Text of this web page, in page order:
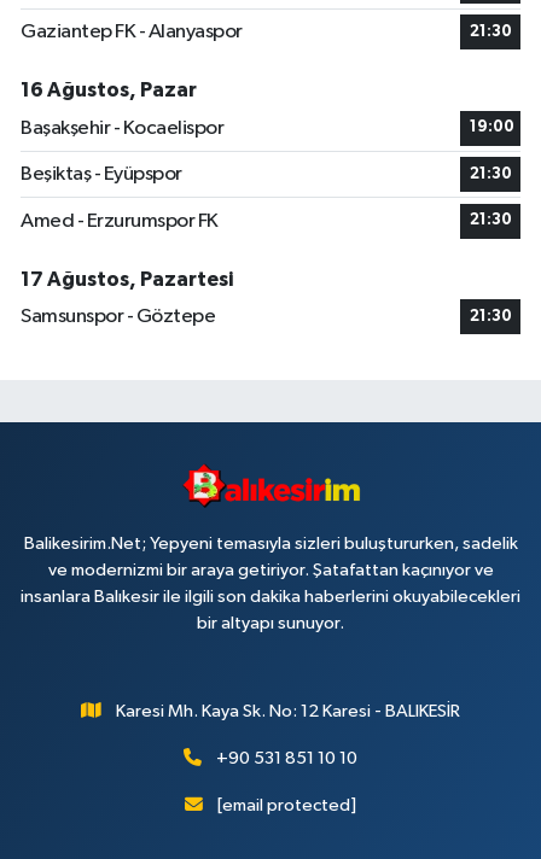
Gaziantep FK - Alanyaspor 21:30
16 Ağustos, Pazar
Başakşehir - Kocaelispor
19:00
Beşiktaş - Eyüpspor 21:30
Amed - Erzurumspor FK 21:30
17 Ağustos, Pazartesi
Samsunspor - Göztepe
21:30
Balikesirim.Net; Yepyeni temasıyla sizleri buluştururken, sadelik
ve modernizmi bir araya getiriyor. Şatafattan kaçınıyor ve
insanlara Balıkesir ile ilgili son dakika haberlerini okuyabilecekleri
bir altyapı sunuyor.
Karesi Mh. Kaya Sk. No: 12 Karesi - BALIKESİR
+90 531 851 10 10
[email protected]